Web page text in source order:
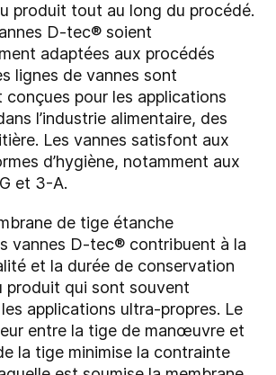
produit tout au long du procédé.
D-tec® soient
adaptées aux procédés
lignes de vannes sont
conçues pour les applications
l’industrie alimentaire, des
Les vannes satisfont aux
d’hygiène, notamment aux
et 3-A.
de tige étanche
vannes D-tec® contribuent à la
et la durée de conservation
produit qui sont souvent
applications ultra-propres. Le
entre la tige de manœuvre et
la tige minimise la contrainte